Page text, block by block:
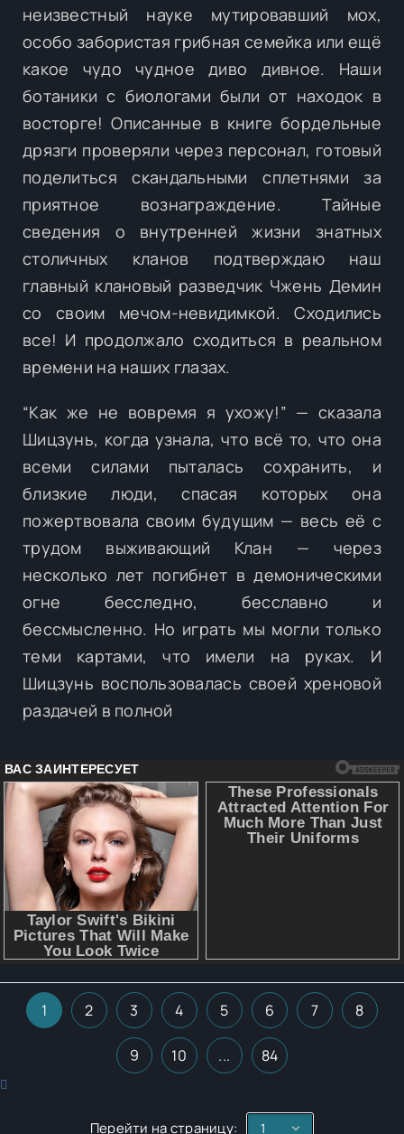
неизвестный науке мутировавший мох,
особо забористая грибная семейка или ещё
какое чудо чудное диво дивное. Наши
ботаники с биологами были от находок в
восторге! Описанные в книге бордельные
дрязги проверяли через персонал, готовый
поделиться скандальными сплетнями за
приятное вознаграждение. Тайные
сведения о внутренней жизни знатных
столичных кланов подтверждаю наш
главный клановый разведчик Чжень Демин
со своим мечом-невидимкой. Сходились
все! И продолжало сходиться в реальном
времени на наших глазах.
“Как же не вовремя я ухожу!” — сказала
Шицзунь, когда узнала, что всё то, что она
всеми силами пыталась сохранить, и
близкие люди, спасая которых она
пожертвовала своим будущим — весь её с
трудом выживающий Клан — через
несколько лет погибнет в демоническими
огне бесследно, бесславно и
бессмысленно. Но играть мы могли только
теми картами, что имели на руках. И
Шицзунь воспользовалась своей хреновой
раздачей в полной
1 2 3 4 5 6 7 8
9 10 ... 84
Перейти на страницу: